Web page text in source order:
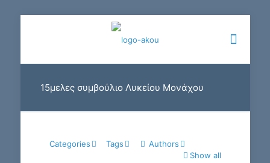
15μελες συμβούλιο Λυκείου Μονάχου
Categories Tags
Authors
Show all